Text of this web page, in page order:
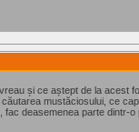
și ce aștept de la acest
mustăciosului, ce
deasemenea parte dintr-o